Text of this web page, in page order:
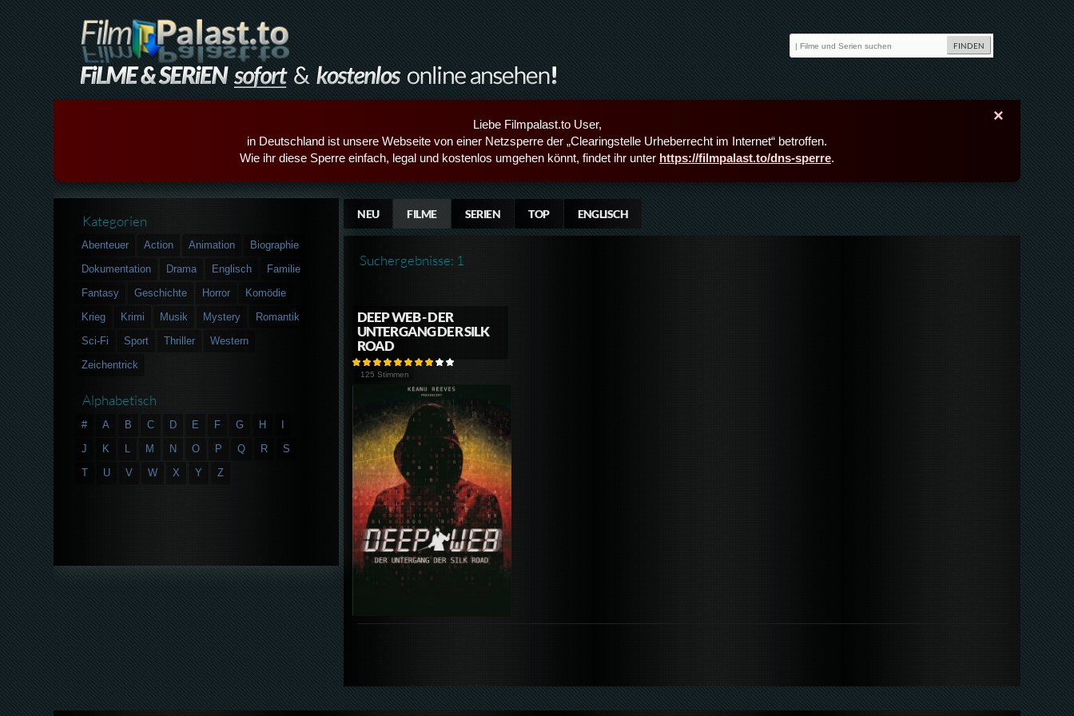
×
Liebe Filmpalast.to User,
in Deutschland ist unsere Webseite von einer Netzsperre der „Clearingstelle Urheberrecht im Internet“ betroffen.
Wie ihr diese Sperre einfach, legal und kostenlos umgehen könnt, findet ihr unter https://filmpalast.to/dns-sperre.
NEU FILME SERIEN TOP ENGLISCH
Suchergebnisse: 1
DEEP WEB - DER
UNTERGANG DER SILK
ROAD
125 Stimmen
Kategorien
Abenteuer Action Animation
Biographie
Dokumentation
Drama Englisch
Familie
Fantasy
Geschichte Horror
Komödie
Krieg
Krimi Musik Mystery
Romantik
Sci-Fi
Sport Thriller
Western
Zeichentrick
Alphabetisch
# A B C D E F G H
J
K L M N O P Q R
S
T
U V W X Y Z